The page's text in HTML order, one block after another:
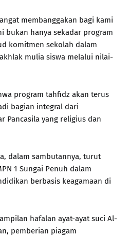
membanggakan bagi kami
bukan hanya sekadar program
komitmen sekolah dalam
mulia siswa melalui nilai-
program tahfidz akan terus
bagian integral dari
Pancasila yang religius dan
dalam sambutannya, turut
1 Sungai Penuh dalam
berbasis keagamaan di
hafalan ayat-ayat suci Al-
pemberian piagam